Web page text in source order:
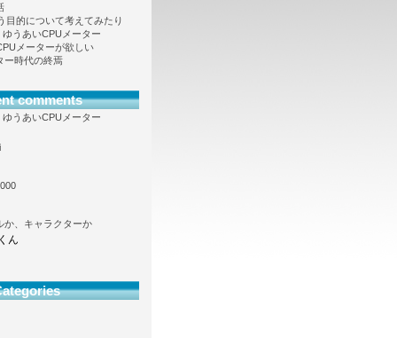
目的について考えてみたり
うあいCPUメーター
メーターが欲しい
ー時代の終焉
comments
うあいCPUメーター
か、キャラクターか
ん